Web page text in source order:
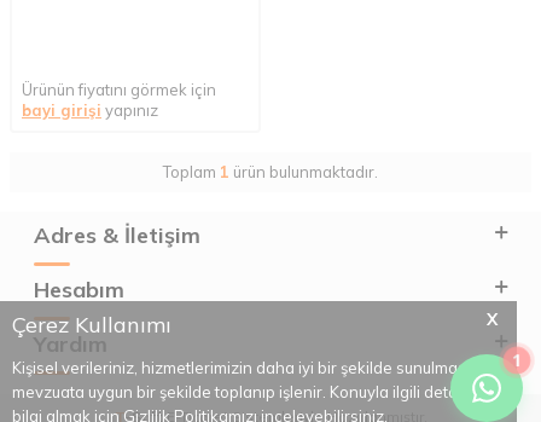
X
Çerez Kullanımı
Kişisel verileriniz, hizmetlerimizin daha iyi bir şekilde sunulması için
mevzuata uygun bir şekilde toplanıp işlenir. Konuyla ilgili detaylı
bilgi almak için Gizlilik Politikamızı inceleyebilirsiniz.
1
Ürünün fiyatını görmek için
bayi girişi yapınız
Toplam 1 ürün bulunmaktadır.
Adres & İletişim
Hesabım
Yardım
T-SoftE-TicaretSistemleriyle Hazırlanmıştır.